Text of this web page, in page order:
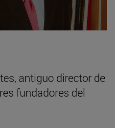
antiguo director de
fundadores del